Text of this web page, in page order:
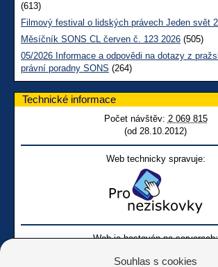
(613)
Filmový festival o lidských právech Jeden svět
Měsíčník SONS CL červen č. 123 2026 (505)
05/2026 Informace a odpovědi na dotazy z
právní poradny SONS (264)
Technické informace
Počet návštěv: 2 069 815
(od 28.10.2012)
Web technicky spravuje:
Web je hostován na serverech:
Souhlas s cookies